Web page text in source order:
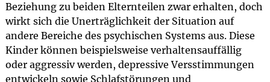
Beziehung zu beiden Elternteilen zwar erhalten, doch
wirkt sich die Unerträglichkeit der Situation auf
andere Bereiche des psychischen Systems aus. Diese
Kinder können beispielsweise verhaltensauffällig
oder aggressiv werden, depressive Versstimmungen
entwickeln sowie Schlafstörungen und